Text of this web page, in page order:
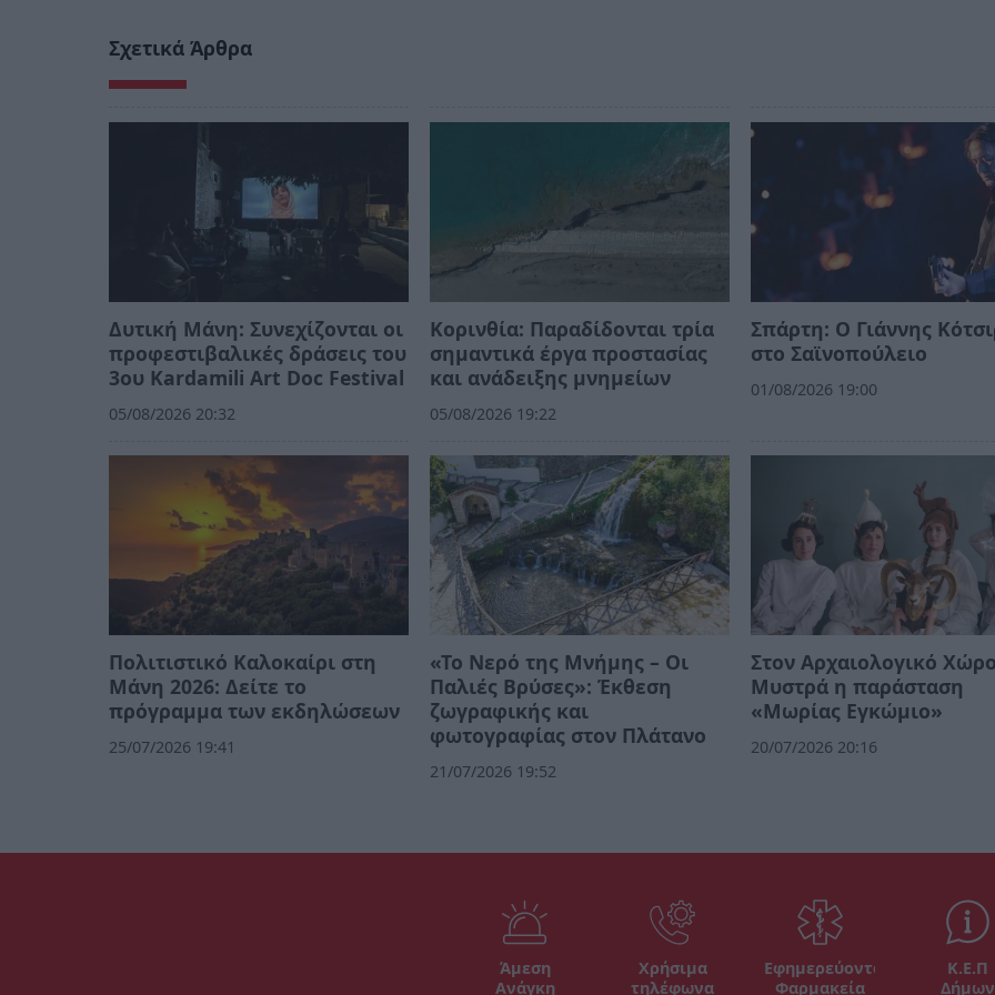
Σχετικά Άρθρα
Δυτική Μάνη: Συνεχίζονται οι
προφεστιβαλικές δράσεις του
3ου Kardamili Art Doc Festival
05/08/2026 20:32
Κορινθία: Παραδίδονται τρία
σημαντικά έργα προστασίας
και ανάδειξης μνημείων
05/08/2026 19:22
Σπάρτη: Ο Γιάννης
στο Σαϊνοπούλειο
01/08/2026 19:00
Πολιτιστικό Καλοκαίρι στη
Μάνη 2026: Δείτε το
πρόγραμμα των εκδηλώσεων
25/07/2026 19:41
«Το Νερό της Μνήμης – Οι
Παλιές Βρύσες»: Έκθεση
ζωγραφικής και
φωτογραφίας στον Πλάτανο
21/07/2026 19:52
Στον Αρχαιολογικό
Μυστρά η παράσταση
«Μωρίας Εγκώμιο»
20/07/2026 20:16
Άμεση
Ανάγκη
Χρήσιμα
τηλέφωνα
Εφημερεύοντα
Φαρμακεία
Κ.Ε.Π
Δήμων